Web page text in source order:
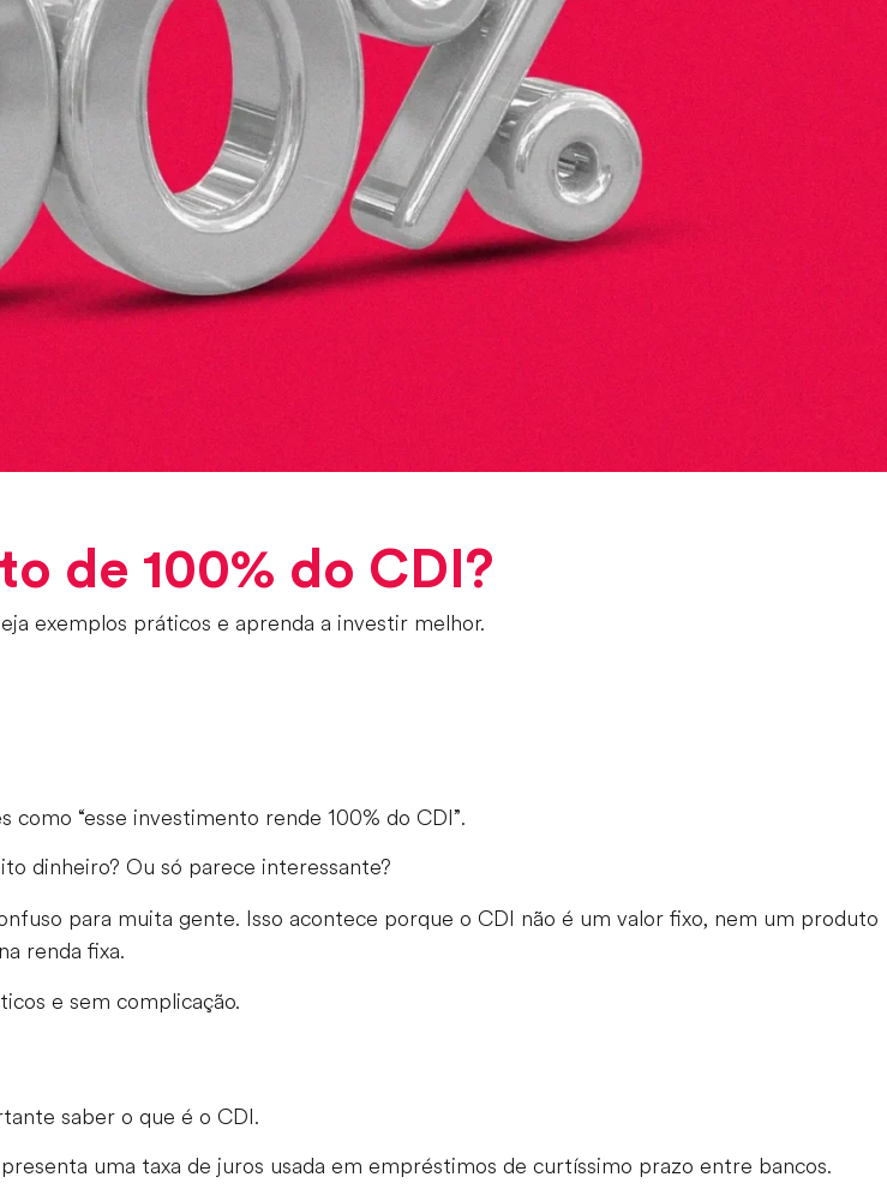
de 100% do CDI?
exemplos práticos e aprenda a investir melhor.
“esse investimento rende 100% do CDI”.
dinheiro? Ou só parece interessante?
para muita gente. Isso acontece porque o CDI não é um valor fixo, nem um produto
renda fixa.
e sem complicação.
saber o que é o CDI.
uma taxa de juros usada em empréstimos de curtíssimo prazo entre bancos.